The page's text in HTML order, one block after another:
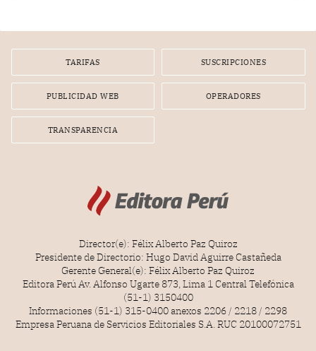
por la frustrada realización de un meet and greet con
TARIFAS SUSCRIPCIONES
PUBLICIDAD WEB OPERADORES
TRANSPARENCIA
Director(e): Félix Alberto Paz Quiroz
Presidente de Directorio: Hugo David Aguirre Castañeda
Gerente General(e): Félix Alberto Paz Quiroz
Editora Perú Av. Alfonso Ugarte 873, Lima 1 Central Telefónica
(51-1) 3150400
Informaciones (51-1) 315-0400 anexos 2206 / 2218 / 2298
Empresa Peruana de Servicios Editoriales S.A. RUC 20100072751